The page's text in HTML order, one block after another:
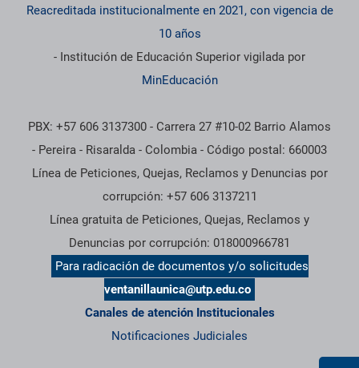
Reacreditada institucionalmente en 2021, con vigencia de
10 años
- Institución de Educación Superior vigilada por
MinEducación
PBX: +57 606 3137300 - Carrera 27 #10-02 Barrio Alamos
- Pereira - Risaralda - Colombia - Código postal: 660003
Línea de Peticiones, Quejas, Reclamos y Denuncias por
corrupción: +57 606 3137211
Línea gratuita de Peticiones, Quejas, Reclamos y
Denuncias por corrupción: 018000966781
Para radicación de documentos y/o solicitudes
ventanillaunica@utp.edu.co
Canales de atención Institucionales
Notificaciones Judiciales